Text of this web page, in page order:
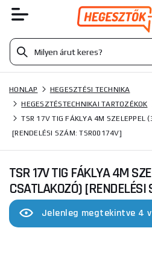
HONLAP
HEGESZTÉSI TECHNIKA
HEGESZTÉSTECHNIKAI TARTOZÉKOK
TSR 17V TIG FÁKLYA 4M SZELEPPEL
[RENDELÉSI SZÁM: TSR00174V]
TSR 17V TIG FÁKLYA 4M
CSATLAKOZÓ)
Jelenleg megtekintve 4